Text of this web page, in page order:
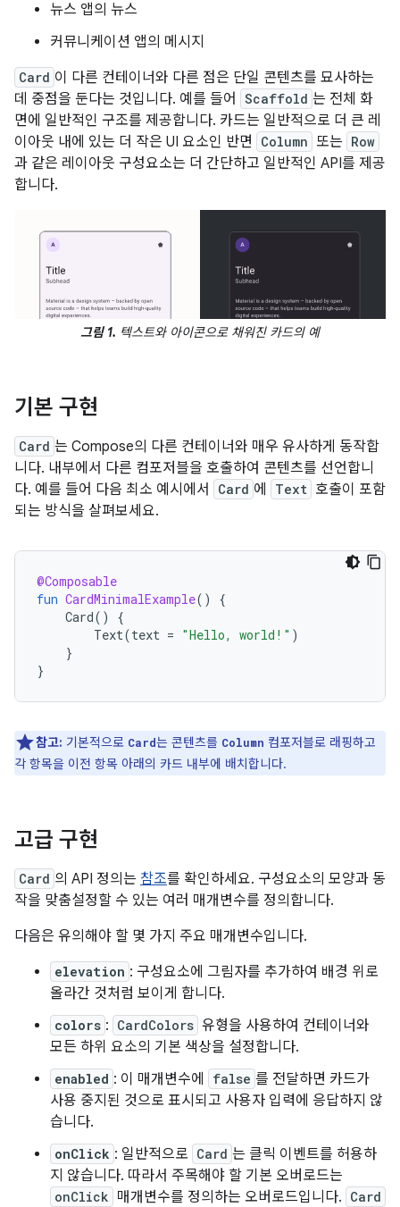
뉴스 앱의 뉴스
커뮤니케이션 앱의 메시지
Card 이 다른 컨테이너와 다른 점은 단일 콘텐츠를 묘사하는
데 중점을 둔다는 것입니다. 예를 들어
Scaffold 는 전체 화
면에 일반적인 구조를 제공합니다. 카드는 일반적으로 더 큰 레
이아웃 내에 있는 더 작은 UI 요소인 반면
Column 또는 Row
과 같은 레이아웃 구성요소는 더 간단하고 일반적인 API를 제공
합니다.
그림 1. 텍스트와 아이콘으로 채워진 카드의 예
기본 구현
Card 는 Compose의 다른 컨테이너와 매우 유사하게 동작합
니다. 내부에서 다른 컴포저블을 호출하여 콘텐츠를 선언합니
다. 예를 들어 다음 최소 예시에서
Card 에 Text 호출이 포함
되는 방식을 살펴보세요.
@Composable
fun CardMinimalExample()
{
Card()
{
Text(text = "Hello, world!" )
}
}
참고: 기본적으로 Card는 콘텐츠를 Column 컴포저블로 래핑하고
각 항목을 이전 항목 아래의 카드 내부에 배치합니다.
고급 구현
Card 의 API 정의는 참조를 확인하세요. 구성요소의 모양과 동
작을 맞춤설정할 수 있는 여러 매개변수를 정의합니다.
다음은 유의해야 할 몇 가지 주요 매개변수입니다.
elevation : 구성요소에 그림자를 추가하여 배경 위로
올라간 것처럼 보이게 합니다.
colors : CardColors 유형을 사용하여 컨테이너와
모든 하위 요소의 기본 색상을 설정합니다.
enabled : 이 매개변수에 false 를 전달하면 카드가
사용 중지된 것으로 표시되고 사용자 입력에 응답하지 않
습니다.
onClick : 일반적으로 Card 는 클릭 이벤트를 허용하
지 않습니다. 따라서 주목해야 할 기본 오버로드는
onClick 매개변수를 정의하는 오버로드입니다. Card